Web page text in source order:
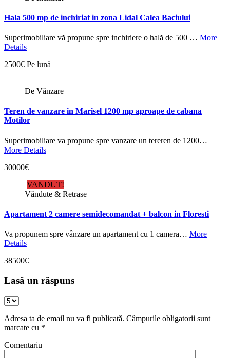
Hala 500 mp de inchiriat in zona Lidal Calea Baciului
Superimobiliare vă propune spre inchiriere o hală de 500 … More
Details
2500€ Pe lună
De Vânzare
Teren de vanzare in Marisel 1200 mp aproape de cabana
Motilor
Superimobiliare va propune spre vanzare un tereren de 1200…
More Details
30000€
VANDUT!
Vândute & Retrase
Apartament 2 camere semidecomandat + balcon in Floresti
Va propunem spre vânzare un apartament cu 1 camera… More
Details
38500€
Lasă un răspuns
Adresa ta de email nu va fi publicată. Câmpurile obligatorii sunt
marcate cu *
Comentariu